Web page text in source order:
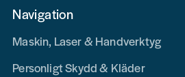
Navigation
Maskin, Laser & Handverktyg
Personligt Skydd & Kläder